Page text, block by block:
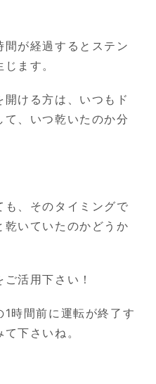
が経過するとステン
ます。
ける方は、いつもド
、いつ乾いたのか分
、そのタイミングで
乾いていたのかどうか
活用下さい！
時間前に運転が終了す
下さいね。